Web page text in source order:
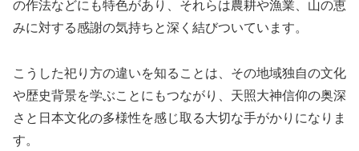
の作法などにも特色があり、それらは農耕や漁業、山の恵
みに対する感謝の気持ちと深く結びついています。
こうした祀り方の違いを知ることは、その地域独自の文化
や歴史背景を学ぶことにもつながり、天照大神信仰の奥深
さと日本文化の多様性を感じ取る大切な手がかりになりま
す。